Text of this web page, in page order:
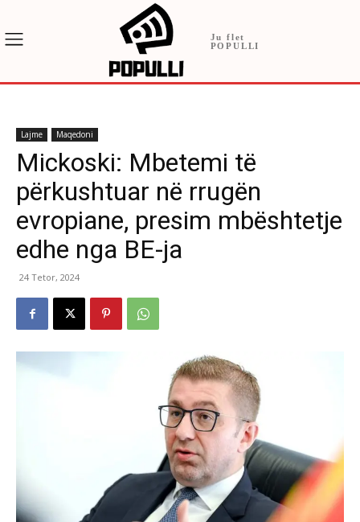
Ju flet
POPULLI
Lajme Maqedoni
Mickoski: Mbetemi të
përkushtuar në rrugën
evropiane, presim mbështetje
edhe nga BE-ja
24 Tetor, 2024